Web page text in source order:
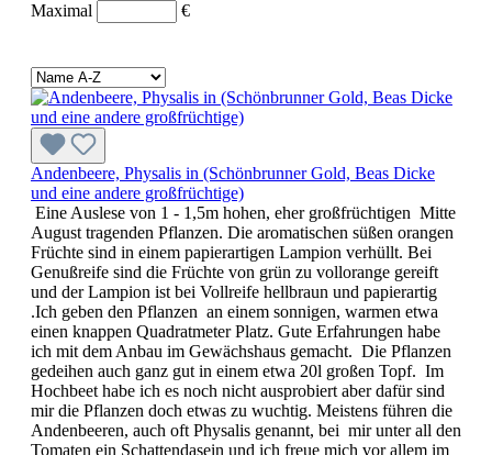
Maximal
€
Andenbeere, Physalis in (Schönbrunner Gold, Beas Dicke
und eine andere großfrüchtige)
Eine Auslese von 1 - 1,5m hohen, eher großfrüchtigen Mitte
August tragenden Pflanzen. Die aromatischen süßen orangen
Früchte sind in einem papierartigen Lampion verhüllt. Bei
Genußreife sind die Früchte von grün zu vollorange gereift
und der Lampion ist bei Vollreife hellbraun und papierartig
.Ich geben den Pflanzen an einem sonnigen, warmen etwa
einen knappen Quadratmeter Platz. Gute Erfahrungen habe
ich mit dem Anbau im Gewächshaus gemacht. Die Pflanzen
gedeihen auch ganz gut in einem etwa 20l großen Topf. Im
Hochbeet habe ich es noch nicht ausprobiert aber dafür sind
mir die Pflanzen doch etwas zu wuchtig. Meistens führen die
Andenbeeren, auch oft Physalis genannt, bei mir unter all den
Tomaten ein Schattendasein und ich freue mich vor allem im